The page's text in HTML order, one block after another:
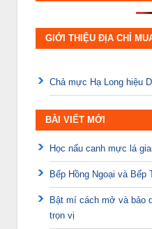
GIỚI THIỆU ĐỊA CHỈ
Chả mực Hạ Long hiệu
BÀI VIẾT MỚI
Học nấu canh mực lá
Bếp Hồng Ngoại và
Bật mí cách mở và bảo
trọn vị